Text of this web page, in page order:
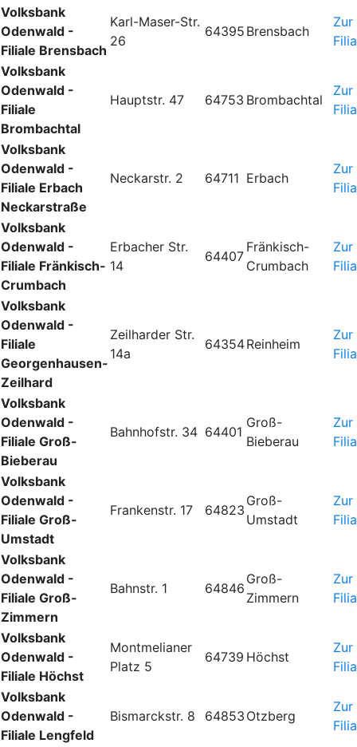
Volksbank
Odenwald -
Filiale Brensbach
Karl-Maser-Str.
26
64395 Brensbach
Zur
Volksbank
Odenwald -
Filiale
Brombachtal
Hauptstr. 47 64753 Brombachtal
Zur
Volksbank
Odenwald -
Filiale Erbach
Neckarstraße
Neckarstr. 2 64711 Erbach
Zur
Volksbank
Odenwald -
Filiale Fränkisch-
Crumbach
Erbacher Str.
14
64407
Fränkisch-
Crumbach
Zur
Volksbank
Odenwald -
Filiale
Georgenhausen-
Zeilhard
Zeilharder Str.
14a
64354Reinheim
Zur
Volksbank
Odenwald -
Filiale Groß-
Bieberau
Bahnhofstr. 34 64401
Groß-
Bieberau
Zur
Volksbank
Odenwald -
Filiale Groß-
Umstadt
Frankenstr. 17 64823
Groß-
Umstadt
Zur
Volksbank
Odenwald -
Filiale Groß-
Zimmern
Bahnstr. 1 64846
Groß-
Zimmern
Zur
Volksbank
Odenwald -
Filiale Höchst
Montmelianer
Platz 5
64739 Höchst
Zur
Volksbank
Odenwald -
Filiale Lengfeld
Bismarckstr. 8 64853 Otzberg
Zur